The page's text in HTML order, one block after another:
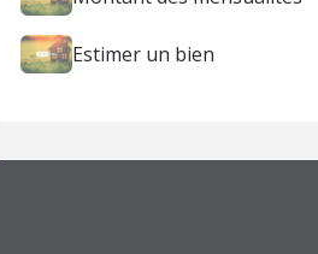
Estimer un bien